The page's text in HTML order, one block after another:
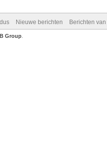
Nieuwe berichten Berichten
Group